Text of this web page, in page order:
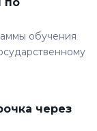
обучения
через